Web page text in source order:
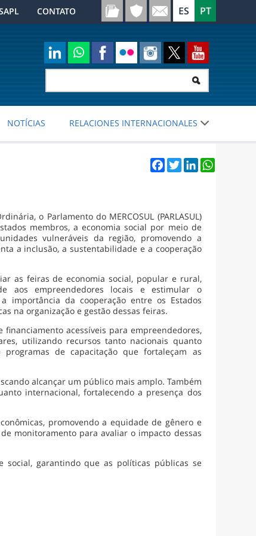
CONTATO
NOTÍCIAS RELACIONES INTERNACIONALES
Facebook
TwitterLinkedInWhatsApp
o Parlamento do MERCOSUL (PARLASUL)
membros, a economia social por meio de
vulneráveis da região, promovendo a
a inclusão, a sustentabilidade e a cooperação
as feiras de economia social, popular e rural,
aos empreendedores locais e estimular o
importância da cooperação entre os Estados
na organização e gestão dessas feiras.
acessíveis para empreendedores,
utilizando recursos tanto nacionais quanto
de capacitação que fortaleçam as
alcançar um público mais amplo. Também
internacional, fortalecendo a presença dos
promovendo a equidade de gênero e
monitoramento para avaliar o impacto dessas
social, garantindo que as políticas públicas se